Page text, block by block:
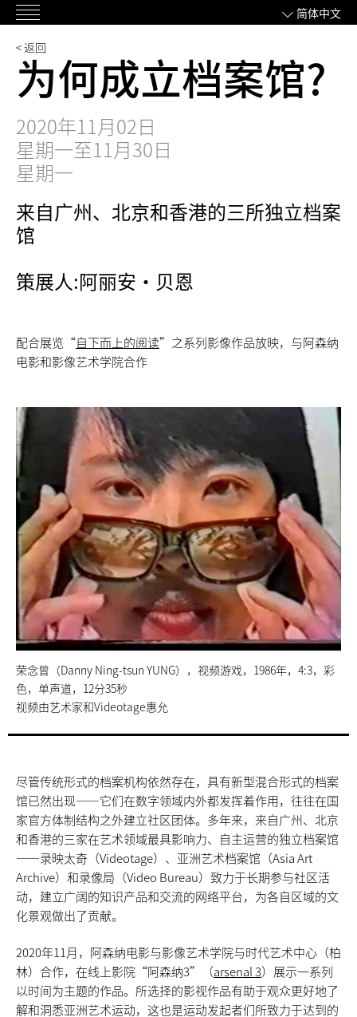
过
主
简体中文
< 返回
为何成立档案馆?
2020年11月02日
星期一至11月30日
星期一
来自广州、北京和香港的三所独立档案
馆
策展人:阿丽安·贝恩
配合展览“自下而上的阅读”之系列影像作品放映，与阿森纳
电影和影像艺术学院合作
荣念曾（Danny Ning-tsun YUNG），视频游戏，1986年，4:3，彩
色，单声道，12分35秒
视频由艺术家和Videotage惠允
尽管传统形式的档案机构依然存在，具有新型混合形式的档案
馆已然出现——它们在数字领域内外都发挥着作用，往往在国
家官方体制结构之外建立社区团体。多年来，来自广州、北京
和香港的三家在艺术领域最具影响力、自主运营的独立档案馆
——录映太奇（Videotage）、亚洲艺术档案馆（Asia Art
Archive）和录像局（Video Bureau）致力于长期参与社区活
动，建立广阔的知识产品和交流的网络平台，为各自区域的文
化景观做出了贡献。
2020年11月，阿森纳电影与影像艺术学院与时代艺术中心（柏
林）合作，在线上影院“阿森纳3”（arsenal 3）展示一系列
以时间为主题的作品。所选择的影视作品有助于观众更好地了
解和洞悉亚洲艺术运动，这也是运动发起者们所致力于达到的